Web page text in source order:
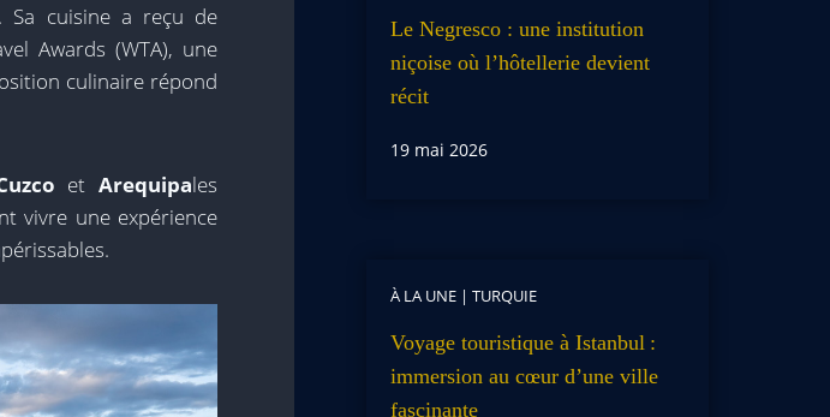
Sa cuisine a reçu de
Awards (WTA), une
culinaire répond
etArequipales
vivre une expérience
Le Negresco : une institution
niçoise où l’hôtellerie devient
récit
19 mai 2026
À LA UNE| TURQUIE
Voyage touristique à Istanbul :
immersion au cœur d’une ville
fascinante